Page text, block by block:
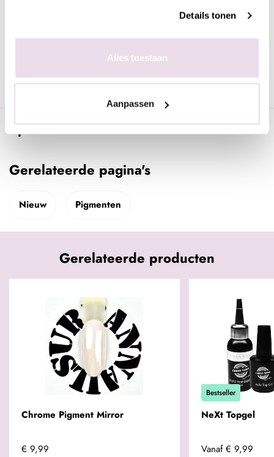
Details tonen
Alles toestaan
Aanpassen
- Lak af met Urban Nails Next topgel.
Specificaties
Gerelateerde pagina's
Nieuw Pigmenten
Gerelateerde producten
Chrome Pigment Mirror
€ 9,99
Bestseller
NeXt Topgel
Vanaf € 9,99